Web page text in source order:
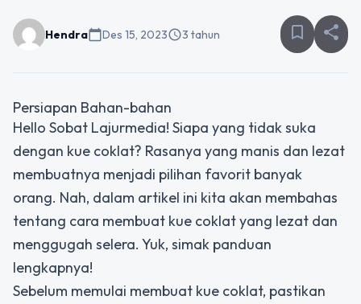
Hendracalendar_todayDes 15, 2023schedule3 tahun bookmark_border share
Persiapan Bahan-bahan
Hello Sobat Lajurmedia! Siapa yang tidak suka
dengan kue coklat? Rasanya yang manis dan lezat
membuatnya menjadi pilihan favorit banyak
orang. Nah, dalam artikel ini kita akan membahas
tentang cara membuat kue coklat yang lezat dan
menggugah selera. Yuk, simak panduan
lengkapnya!
Sebelum memulai membuat kue coklat, pastikan